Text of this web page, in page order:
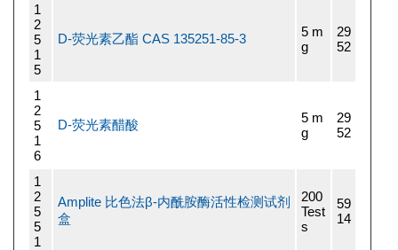
1
2
5
1
5
D-荧光素乙酯 CAS 135251-85-3
5 m
g
29
52
1
2
5
1
6
D-荧光素醋酸
5 m
g
29
52
1
2
5
5
1
Amplite 比色法β-内酰胺酶活性检测试剂
盒
200
Test
s
59
14